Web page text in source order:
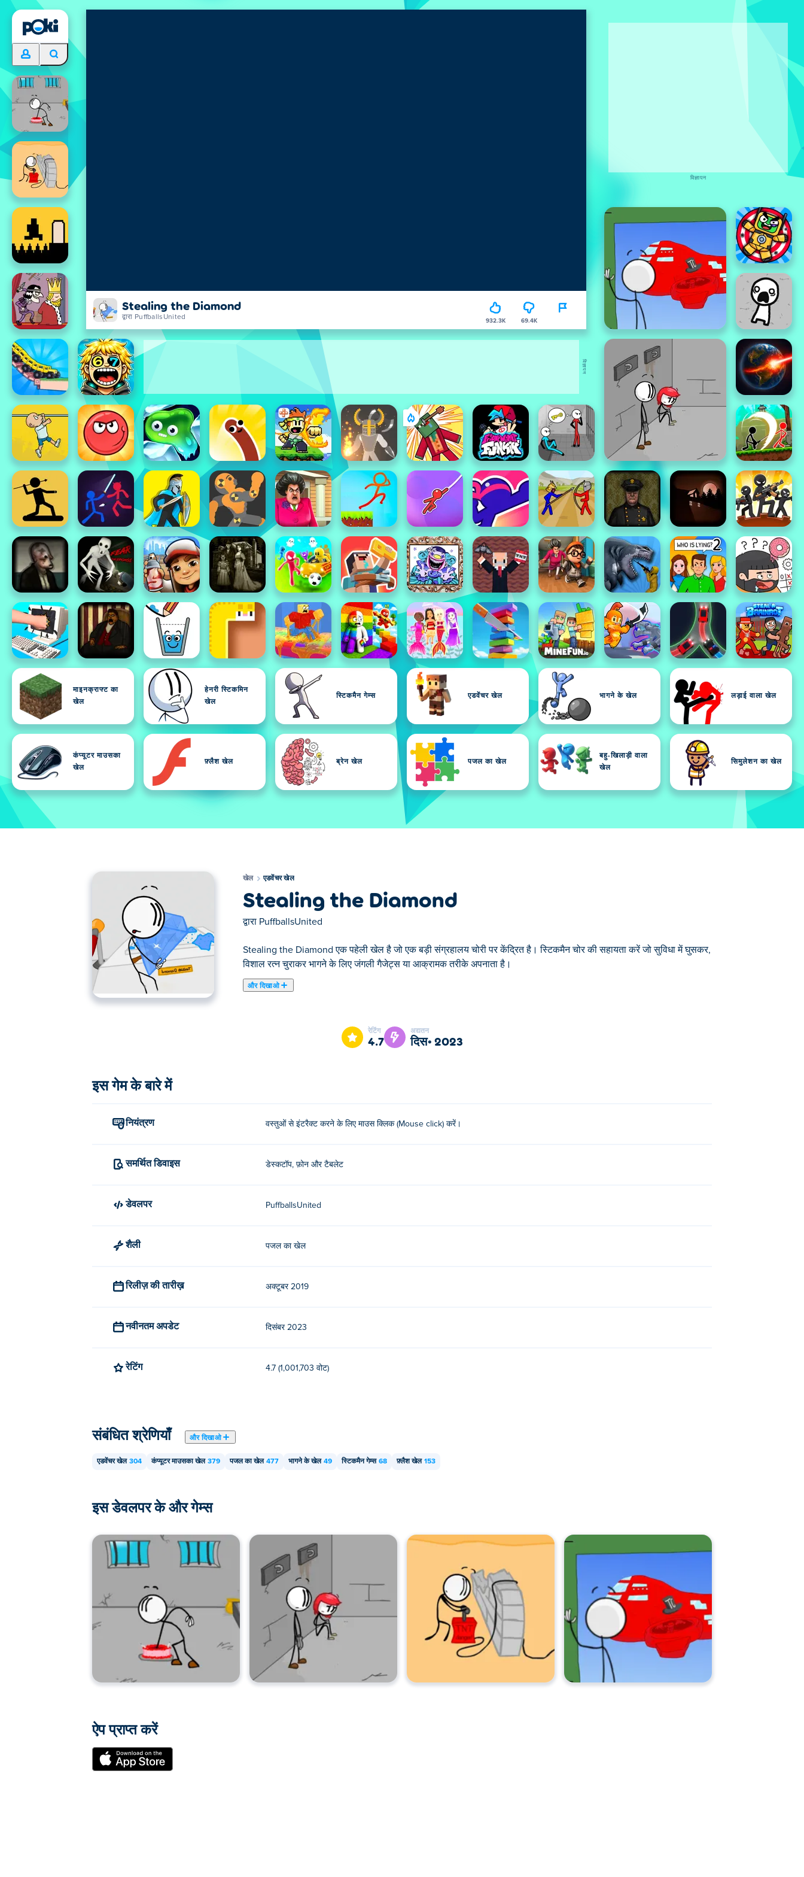
Stealing the Diamond
द्वारा PuffballsUnited 932.3K 69.4K
माइनक्राफ्ट का
खेल
हेनरी स्टिकमिन
खेल
स्टिकमैन गेम्स एडवेंचर खेल भागने के खेल लड़ाई वाला खेल
कंप्यूटर माउसका
खेल
फ़्लैश खेल ब्रेन खेल पजल का खेल
बहु-खिलाड़ी वाला
खेल
सिमुलेशन का खेल
विज्ञापन
विज्ञापन
खेल एडवेंचर खेल
Stealing the Diamond
द्वारा PuffballsUnited
Stealing the Diamond एक पहेली खेल है जो एक बड़ी संग्रहालय चोरी पर केंद्रित है। स्टिकमैन चोर की सहायता करें जो सुविधा में घुसकर,
विशाल रत्न चुराकर भागने के लिए जंगली गैजेट्स या आक्रामक तरीके अपनाता है।
और दिखाओ
यहाँ आप Stealing the Diamond खेल सकते हैं। Stealing the Diamond हमारे चुने हुए एडवेंचर खेल में से एक है।
रेटिंग
4.7
अद्यतन
दिस॰ 2023
इस गेम के बारे में
नियंत्रण वस्तुओं से इंटरैक्ट करने के लिए माउस क्लिक (Mouse click) करें।
समर्थित डिवाइस डेस्कटॉप, फ़ोन और टैबलेट
डेवलपर PuffballsUnited
शैली पजल का खेल
रिलीज़ की तारीख़ अक्टूबर 2019
नवीनतम अपडेट दिसंबर 2023
रेटिंग 4.7 (1,001,703 वोट)
संबंधित श्रेणियाँ और दिखाओ
एडवेंचर खेल 304 कंप्यूटर माउसका खेल 379 पजल का खेल 477 भागने के खेल 49 स्टिकमैन गेम्स 68 फ़्लैश खेल 153
इस डेवलपर के और गेम्स
ऐप प्राप्त करें